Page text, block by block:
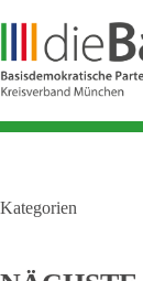
Inhalt
springen
Kategorien